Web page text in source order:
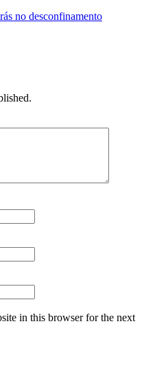
no desconfinamento
in this browser for the next